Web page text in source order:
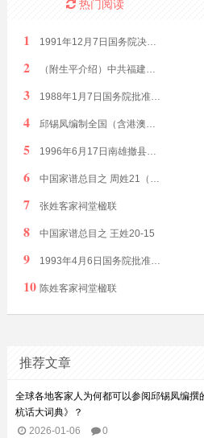
热门阅读
1 1991年12月7日国务院决定原汕头市饶平县划归潮州市管辖
2 （附生平介绍）中共福建省委原副书记、福建省政协原副主席林开钦同志2022年8月15日在福州逝世享年89岁
3 1988年1月7日国务院批准析江门市阳江、阳春两县置阳江地级市
4 邱锡凤编制全国（含港澳台）客家方言分布全表（征求意见稿）2019年8月12日发布
5 1996年6月17日南雄撤县改市隶属广东省由韶关市代管
6 中国家谱总目之 周姓21（江西）
7 张姓客家祠堂楹联
8 中国家谱总目之 王姓20-15
9 1993年4月6日国务院批准普宁撤县设市（县级）由揭阳市代管
10 陈姓客家祠堂楹联
推荐文章
全球各地客家人为何都可以参阅邱锡凤编撰
杭话大词典》？
2026-01-06
0